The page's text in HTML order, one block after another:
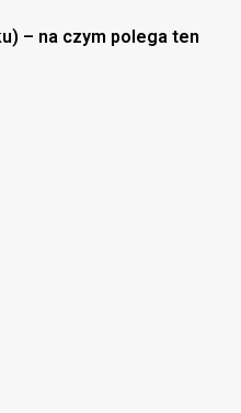
– na czym polega ten